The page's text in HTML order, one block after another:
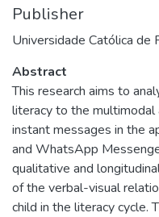
Publisher
Universidade Católica de
Abstract
This research aims to
literacy to the multimodal
instant messages in the
and WhatsApp
qualitative and
of the verbal-visual
child in the literacy cycle.